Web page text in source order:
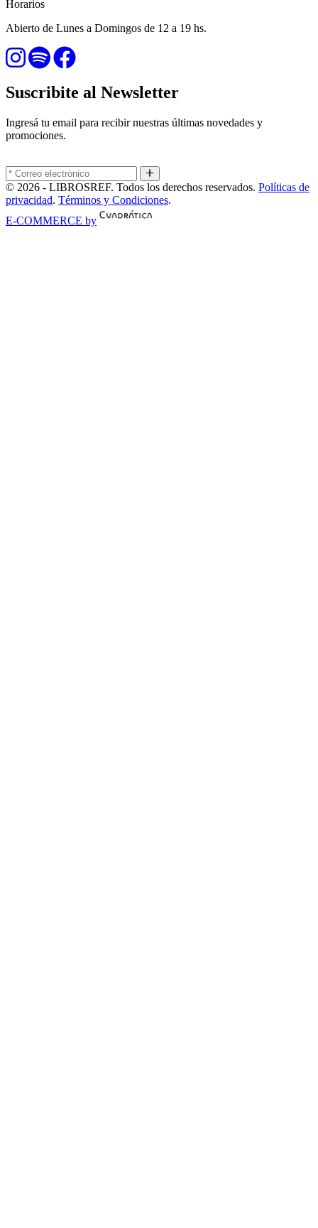
Horarios
Abierto de Lunes a Domingos de 12 a 19 hs.
Suscribite al Newsletter
Ingresá tu email para recibir nuestras últimas novedades y
promociones.
© 2026 - LIBROSREF. Todos los derechos reservados. Políticas de
privacidad. Términos y Condiciones.
E-COMMERCE by